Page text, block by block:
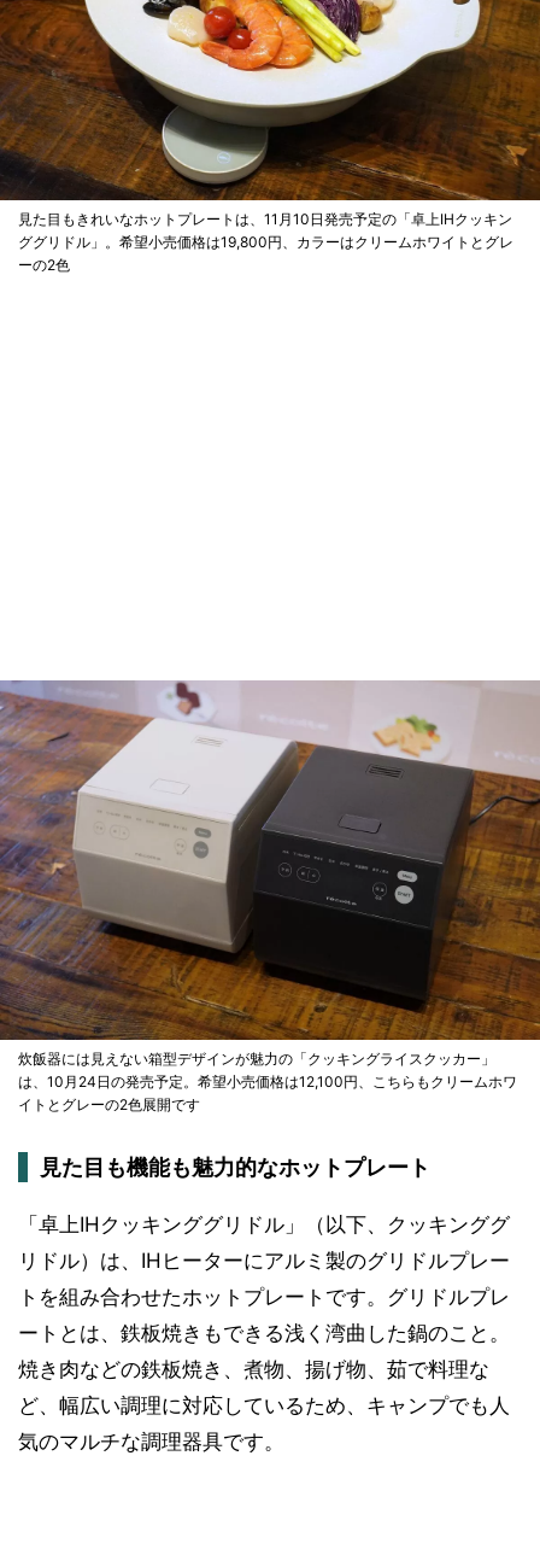
見た目もきれいなホットプレートは、11月10日発売予定の「卓上IHクッキン
ググリドル」。希望小売価格は19,800円、カラーはクリームホワイトとグレ
ーの2色
炊飯器には見えない箱型デザインが魅力の「クッキングライスクッカー」
は、10月24日の発売予定。希望小売価格は12,100円、こちらもクリームホワ
イトとグレーの2色展開です
見た目も機能も魅力的なホットプレート
「卓上IHクッキンググリドル」（以下、クッキンググ
リドル）は、IHヒーターにアルミ製のグリドルプレー
トを組み合わせたホットプレートです。グリドルプレ
ートとは、鉄板焼きもできる浅く湾曲した鍋のこと。
焼き肉などの鉄板焼き、煮物、揚げ物、茹で料理な
ど、幅広い調理に対応しているため、キャンプでも人
気のマルチな調理器具です。